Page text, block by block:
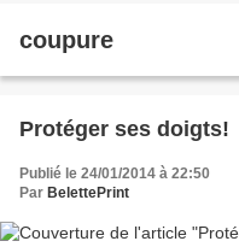
coupure
Protéger ses doigts!
Publié le 24/01/2014 à 22:50
Par BelettePrint